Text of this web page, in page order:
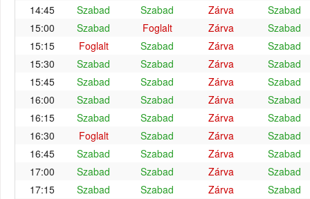
14:45
Szabad Szabad Zárva
Szabad
15:00
Szabad Foglalt Zárva
Szabad
15:15
Foglalt Szabad Zárva
Szabad
15:30
Szabad Szabad Zárva
Szabad
15:45
Szabad Szabad Zárva
Szabad
16:00
Szabad Szabad Zárva
Szabad
16:15
Szabad Szabad Zárva
Szabad
16:30
Foglalt Szabad Zárva
Szabad
16:45
Szabad Szabad Zárva
Szabad
17:00
Szabad Szabad Zárva
Szabad
17:15
Szabad Szabad Zárva
Szabad